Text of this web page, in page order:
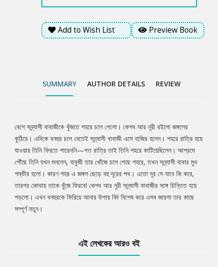
Add to Wish List Preview Book
SUMMARY AUTHOR DETAILS REVIEW
Tab
Article
বেশে সন্ন্যাসী বাবাজীকে খুঁজতে শহরে চলে গেলো। কেশব আর নূরী রইলো জঙ্গলের
কুঠিরে। এদিকে বনহুর চলে যেতেই সন্ন্যাসী বাবাজী এসে হাজির হলেন। শহরে রাত্রি হয়ে
যাওয়ায় তিনি ফিরতে পারেননি—গত রাত্রি তাই তিনি শহরে কাটিয়েছিলেন। আশ্রমে
পৌঁছে তিনি যখন শুনলেন, বাবুজী তার খোঁজে চলে গেছে শহরে, তখন সন্ন্যাসী বাবার মুখ
গম্ভীর হলো। কারণ শহর এ জঙ্গল ছেড়ে বহু দূরের পথ। এতো দূর সে যাবে কি করে,
তারপর কোথায় তাকে খুঁজে ফিরবে! কেশব আর নূরী সন্ন্যাসী বাবাজীর সঙ্গে চিন্তিত হয়ে
পড়লো। এখন বনহুরকে ফিরিয়ে আনার উপায় কি! বিশেষ করে এসব জায়গা তার কাছে
সম্পূর্ণ নতুন।
এই লেখকের আরও বই